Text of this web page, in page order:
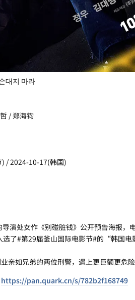
대지 마라
/ 郑海钧
) / 2024-10-17(韩国)
处女作《别碰脏钱》公开预告海报，
选了#第29届釜山国际电影节#的“韩国
如兄弟的两位刑警，遇上更巨额更危险
https://pan.quark.cn/s/782b2f168749